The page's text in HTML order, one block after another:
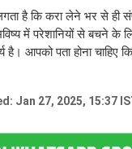
है कि करा लेने भर से ही
में परेशानियों से बचने के
है। आपको पता होना चाहिए
Jan 27, 2025, 15:37